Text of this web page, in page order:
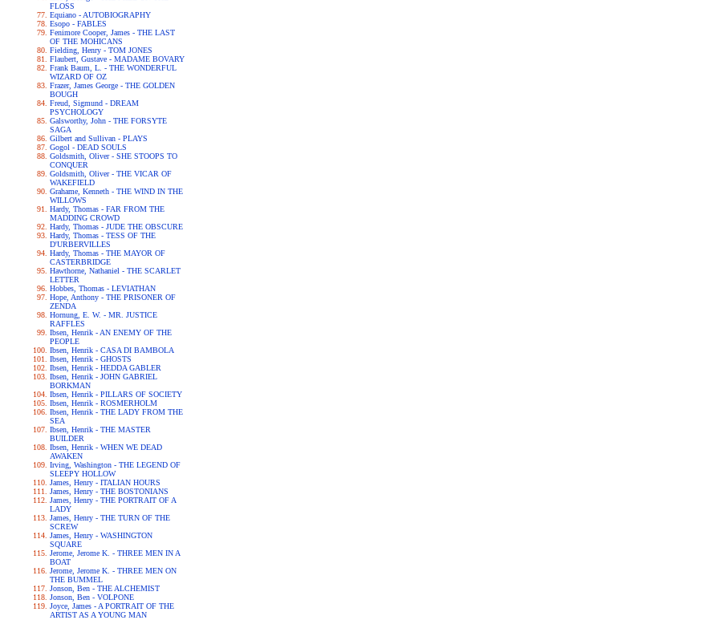
FLOSS
Equiano - AUTOBIOGRAPHY
Esopo - FABLES
Fenimore Cooper, James - THE LAST
OF THE MOHICANS
Fielding, Henry - TOM JONES
Flaubert, Gustave - MADAME BOVARY
Frank Baum, L. - THE WONDERFUL
WIZARD OF OZ
Frazer, James George - THE GOLDEN
BOUGH
Freud, Sigmund - DREAM
PSYCHOLOGY
Galsworthy, John - THE FORSYTE
SAGA
Gilbert and Sullivan - PLAYS
Gogol - DEAD SOULS
Goldsmith, Oliver - SHE STOOPS TO
CONQUER
Goldsmith, Oliver - THE VICAR OF
WAKEFIELD
Grahame, Kenneth - THE WIND IN THE
WILLOWS
Hardy, Thomas - FAR FROM THE
MADDING CROWD
Hardy, Thomas - JUDE THE OBSCURE
Hardy, Thomas - TESS OF THE
D'URBERVILLES
Hardy, Thomas - THE MAYOR OF
CASTERBRIDGE
Hawthorne, Nathaniel - THE SCARLET
LETTER
Hobbes, Thomas - LEVIATHAN
Hope, Anthony - THE PRISONER OF
ZENDA
Hornung, E. W. - MR. JUSTICE
RAFFLES
Ibsen, Henrik - AN ENEMY OF THE
PEOPLE
Ibsen, Henrik - CASA DI BAMBOLA
Ibsen, Henrik - GHOSTS
Ibsen, Henrik - HEDDA GABLER
Ibsen, Henrik - JOHN GABRIEL
BORKMAN
Ibsen, Henrik - PILLARS OF SOCIETY
Ibsen, Henrik - ROSMERHOLM
Ibsen, Henrik - THE LADY FROM THE
SEA
Ibsen, Henrik - THE MASTER
BUILDER
Ibsen, Henrik - WHEN WE DEAD
AWAKEN
Irving, Washington - THE LEGEND OF
SLEEPY HOLLOW
James, Henry - ITALIAN HOURS
James, Henry - THE BOSTONIANS
James, Henry - THE PORTRAIT OF A
LADY
James, Henry - THE TURN OF THE
SCREW
James, Henry - WASHINGTON
SQUARE
Jerome, Jerome K. - THREE MEN IN A
BOAT
Jerome, Jerome K. - THREE MEN ON
THE BUMMEL
Jonson, Ben - THE ALCHEMIST
Jonson, Ben - VOLPONE
Joyce, James - A PORTRAIT OF THE
ARTIST AS A YOUNG MAN